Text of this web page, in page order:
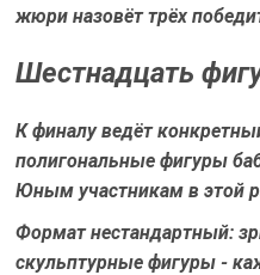
жюри назовёт трёх
Шестнадцать
К финалу ведёт
полигональные фигуры
Юным участникам в этой
Формат нестандартный:
скульптурные фигуры -